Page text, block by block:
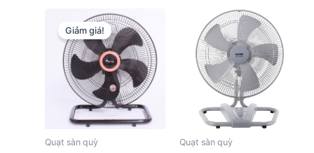
595.000 ₫.là:
409.000 ₫.
Giảm giá!
Quạt sàn quỳ Quạt sàn quỳ